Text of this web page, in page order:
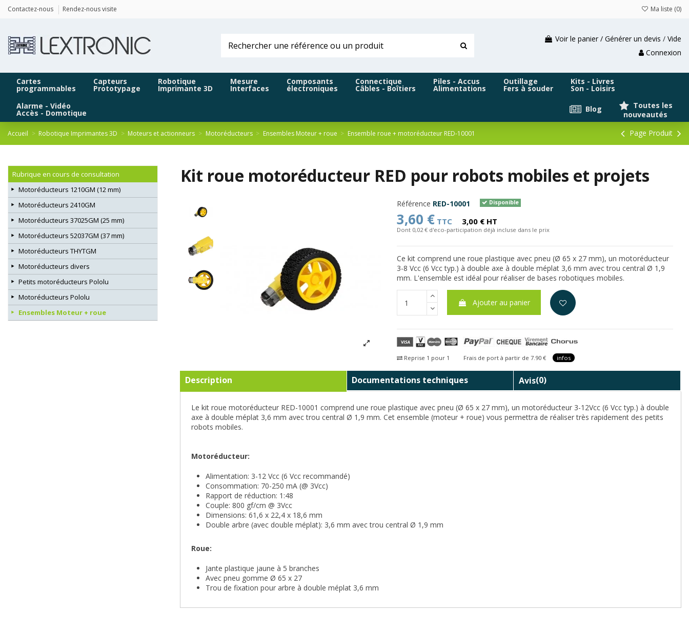
Contactez-nous Rendez-nous visite Ma liste (0)
Voir le panier / Générer un devis / Vide
Connexion
Cartes
programmables
Capteurs
Prototypage
Robotique
Imprimante 3D
Mesure
Interfaces
Composants
électroniques
Connectique
Câbles - Boîtiers
Piles - Accus
Alimentations
Outillage
Fers à souder
Kits - Livres
Son - Loisirs
Alarme - Vidéo
Accès - Domotique
Toutes les
nouveautés
Blog
Accueil Robotique Imprimantes 3D Moteurs et actionneurs Motoréducteurs Ensembles Moteur + roue Ensemble roue + motoréducteur RED-10001 Page Produit
Kit roue motoréducteur RED pour robots mobiles et projets
Référence RED-10001 Disponible
3,60 € TTC 3,00 € HT
Dont 0,02 € d'eco-participation déjà incluse dans le prix
Ce kit comprend une roue plastique avec pneu (Ø 65 x 27 mm), un motoréducteur
3-8 Vcc (6 Vcc typ.) à double axe à double méplat 3,6 mm avec trou central Ø 1,9
mm. L'ensemble est idéal pour réaliser de bases robotiques mobiles.
Ajouter au panier
Reprise 1 pour 1 Frais de port à partir de 7.90 € infos
Description Documentations techniques Avis(0)
Le kit roue motoréducteur RED-10001 comprend une roue plastique avec pneu (Ø 65 x 27 mm), un motoréducteur 3-12Vcc (6 Vcc typ.) à double
axe à double méplat 3,6 mm avec trou central Ø 1,9 mm. Cet ensemble (moteur + roue) vous permettra de réaliser très rapidement des petits
robots mobiles.
Motoréducteur:
Alimentation: 3-12 Vcc (6 Vcc recommandé)
Consommation: 70-250 mA (@ 3Vcc)
Rapport de réduction: 1:48
Couple: 800 gf/cm @ 3Vcc
Dimensions: 61,6 x 22,4 x 18,6 mm
Double arbre (avec double méplat): 3,6 mm avec trou central Ø 1,9 mm
Roue:
Jante plastique jaune à 5 branches
Avec pneu gomme Ø 65 x 27
Trou de fixation pour arbre à double méplat 3,6 mm
Rubrique en cours de consultation
Motoréducteurs 1210GM (12 mm)
Motoréducteurs 2410GM
Motoréducteurs 37025GM (25 mm)
Motoréducteurs 52037GM (37 mm)
Motoréducteurs THYTGM
Motoréducteurs divers
Petits motoréducteurs Pololu
Motoréducteurs Pololu
Ensembles Moteur + roue
Panneau de gestion des cookies